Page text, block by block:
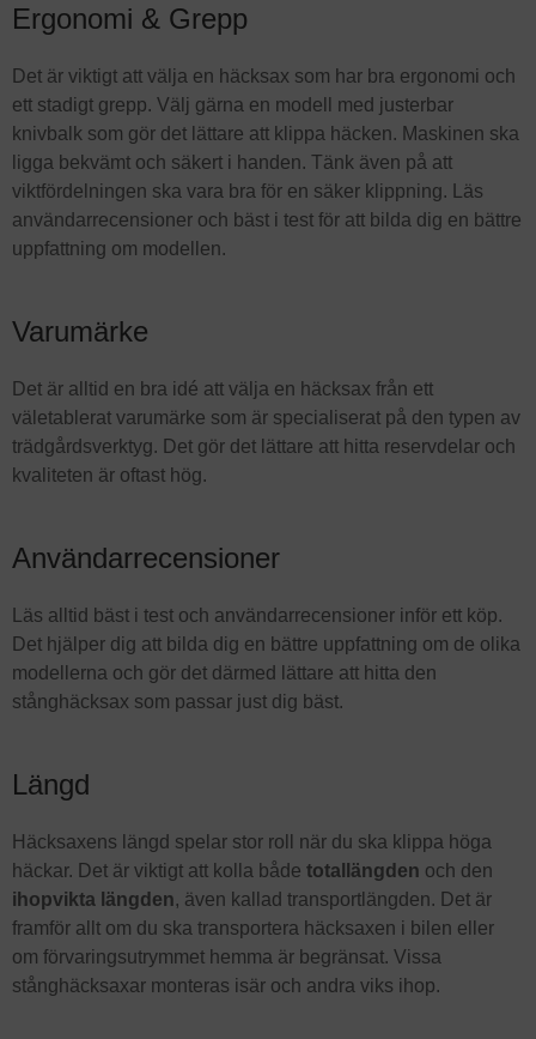
Ergonomi & Grepp
Det är viktigt att välja en häcksax som har bra ergonomi och
ett stadigt grepp. Välj gärna en modell med justerbar
knivbalk som gör det lättare att klippa häcken. Maskinen ska
ligga bekvämt och säkert i handen. Tänk även på att
viktfördelningen ska vara bra för en säker klippning. Läs
användarrecensioner och bäst i test för att bilda dig en bättre
uppfattning om modellen.
Varumärke
Det är alltid en bra idé att välja en häcksax från ett
väletablerat varumärke som är specialiserat på den typen av
trädgårdsverktyg. Det gör det lättare att hitta reservdelar och
kvaliteten är oftast hög.
Användarrecensioner
Läs alltid bäst i test och användarrecensioner inför ett köp.
Det hjälper dig att bilda dig en bättre uppfattning om de olika
modellerna och gör det därmed lättare att hitta den
stånghäcksax som passar just dig bäst.
Längd
Häcksaxens längd spelar stor roll när du ska klippa höga
häckar. Det är viktigt att kolla både totallängden och den
ihopvikta längden, även kallad transportlängden. Det är
framför allt om du ska transportera häcksaxen i bilen eller
om förvaringsutrymmet hemma är begränsat. Vissa
stånghäcksaxar monteras isär och andra viks ihop.